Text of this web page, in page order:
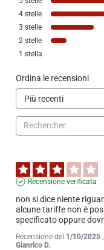
4 stelle
3 stelle
2 stelle
1 stella
Ordina le recensioni
Recensione verificata
non si dice niente
alcune tariffe non è
specificato oppure
Recensione del 1/10/2025
Gianrico D.